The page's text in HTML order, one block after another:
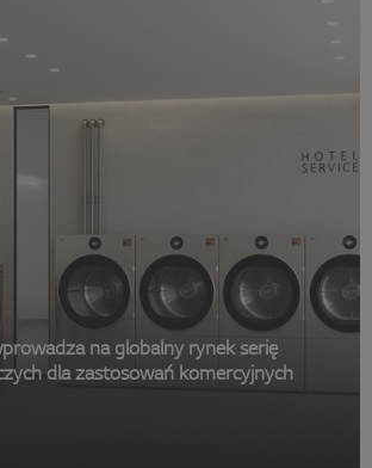
na globalny rynek serię
dla zastosowań komercyjnych